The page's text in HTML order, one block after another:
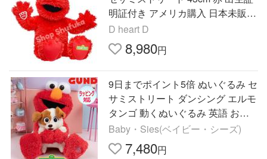
明証付き アメリカ購入 日本未販売
Build A Bear Work shop Elmo
D heart D
8,980円
9日までポイント5倍 ぬいぐるみ セ
サミストリート ダンシング エルモ
タンゴ 動くぬいぐるみ 英語 おし
ゃべり 知育玩具 ギフト SESAME
STREET GUND ガンド
Baby・Sies(ベイビー・シーズ)
7,480円